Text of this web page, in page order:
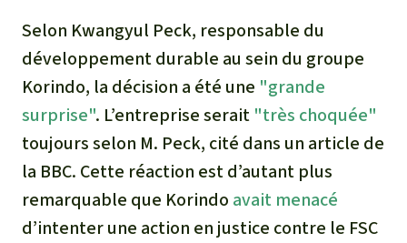
Selon Kwangyul Peck, responsable du
développement durable au sein du groupe
Korindo, la décision a été une "grande
surprise". L’entreprise serait "très choquée"
toujours selon M. Peck, cité dans un article de
la BBC. Cette réaction est d’autant plus
remarquable que Korindo avait menacé
d’intenter une action en justice contre le FSC